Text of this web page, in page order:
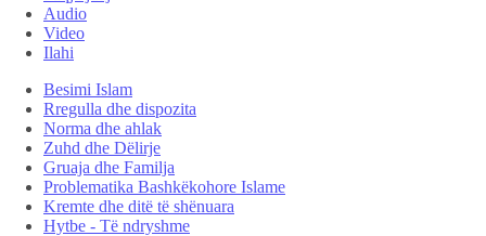
Audio
Video
Ilahi
Besimi Islam
Rregulla dhe dispozita
Norma dhe ahlak
Zuhd dhe Dëlirje
Gruaja dhe Familja
Problematika Bashkëkohore Islame
Kremte dhe ditë të shënuara
Hytbe - Të ndryshme